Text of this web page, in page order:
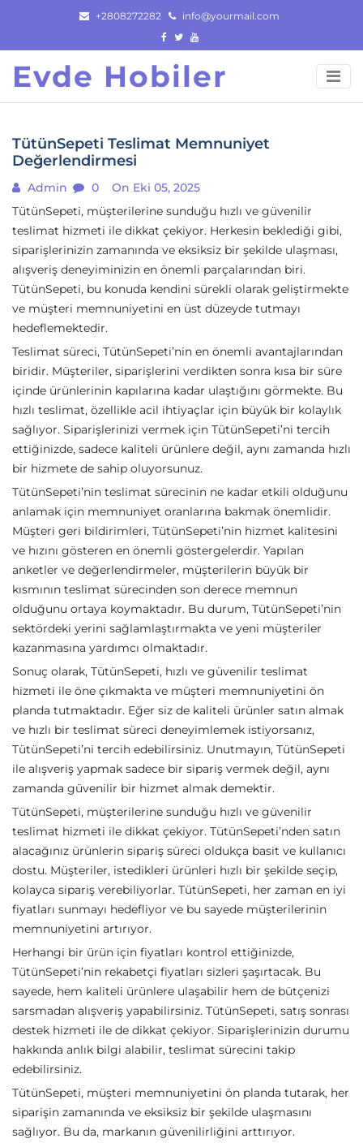
content
+2808272282 info@yourmail.com
Evde Hobiler
TütünSepeti Teslimat Memnuniyet
Değerlendirmesi
Admin 0
On Eki 05, 2025
TütünSepeti, müşterilerine sunduğu hızlı ve güvenilir
teslimat hizmeti ile dikkat çekiyor. Herkesin beklediği gibi,
siparişlerinizin zamanında ve eksiksiz bir şekilde ulaşması,
alışveriş deneyiminizin en önemli parçalarından biri.
TütünSepeti, bu konuda kendini sürekli olarak geliştirmekte
ve müşteri memnuniyetini en üst düzeyde tutmayı
hedeflemektedir.
Teslimat süreci, TütünSepeti’nin en önemli avantajlarından
biridir. Müşteriler, siparişlerini verdikten sonra kısa bir süre
içinde ürünlerinin kapılarına kadar ulaştığını görmekte. Bu
hızlı teslimat, özellikle acil ihtiyaçlar için büyük bir kolaylık
sağlıyor. Siparişlerinizi vermek için TütünSepeti’ni tercih
ettiğinizde, sadece kaliteli ürünlere değil, aynı zamanda hızlı
bir hizmete de sahip oluyorsunuz.
TütünSepeti’nin teslimat sürecinin ne kadar etkili olduğunu
anlamak için memnuniyet oranlarına bakmak önemlidir.
Müşteri geri bildirimleri, TütünSepeti’nin hizmet kalitesini
ve hızını gösteren en önemli göstergelerdir. Yapılan
anketler ve değerlendirmeler, müşterilerin büyük bir
kısmının teslimat sürecinden son derece memnun
olduğunu ortaya koymaktadır. Bu durum, TütünSepeti’nin
sektördeki yerini sağlamlaştırmakta ve yeni müşteriler
kazanmasına yardımcı olmaktadır.
Sonuç olarak, TütünSepeti, hızlı ve güvenilir teslimat
hizmeti ile öne çıkmakta ve müşteri memnuniyetini ön
planda tutmaktadır. Eğer siz de kaliteli ürünler satın almak
ve hızlı bir teslimat süreci deneyimlemek istiyorsanız,
TütünSepeti’ni tercih edebilirsiniz. Unutmayın, TütünSepeti
ile alışveriş yapmak sadece bir sipariş vermek değil, aynı
zamanda güvenilir bir hizmet almak demektir.
TütünSepeti, müşterilerine sunduğu hızlı ve güvenilir
teslimat hizmeti ile dikkat çekiyor. TütünSepeti’nden satın
alacağınız ürünlerin sipariş süreci oldukça basit ve kullanıcı
dostu. Müşteriler, istedikleri ürünleri hızlı bir şekilde seçip,
kolayca sipariş verebiliyorlar. TütünSepeti, her zaman en iyi
fiyatları sunmayı hedefliyor ve bu sayede müşterilerinin
memnuniyetini artırıyor.
Herhangi bir ürün için fiyatları kontrol ettiğinizde,
TütünSepeti’nin rekabetçi fiyatları sizleri şaşırtacak. Bu
sayede, hem kaliteli ürünlere ulaşabilir hem de bütçenizi
sarsmadan alışveriş yapabilirsiniz. TütünSepeti, satış sonrası
destek hizmeti ile de dikkat çekiyor. Siparişlerinizin durumu
hakkında anlık bilgi alabilir, teslimat sürecini takip
edebilirsiniz.
TütünSepeti, müşteri memnuniyetini ön planda tutarak, her
siparişin zamanında ve eksiksiz bir şekilde ulaşmasını
sağlıyor. Bu da, markanın güvenilirliğini arttırıyor.